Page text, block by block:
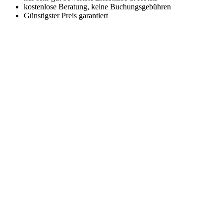
kostenlose Beratung, keine Buchungsgebühren
Günstigster Preis garantiert